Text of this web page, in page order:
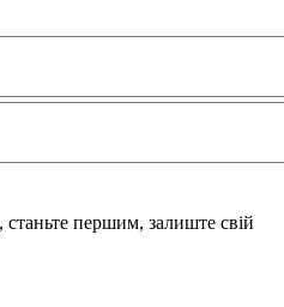
станьте першим, залиште свій